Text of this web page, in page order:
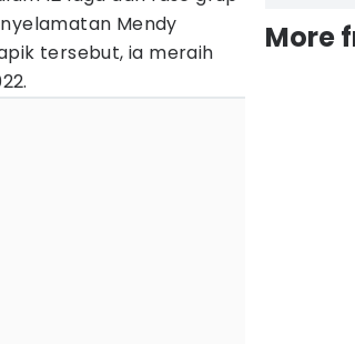
Mendy
tersebut, ia meraih
More